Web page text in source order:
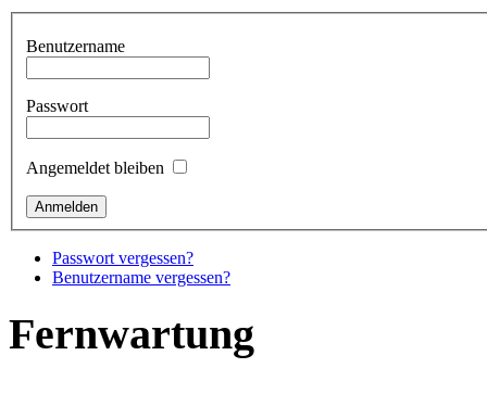
Benutzername
Passwort
Angemeldet bleiben
Passwort vergessen?
Benutzername vergessen?
Fernwartung